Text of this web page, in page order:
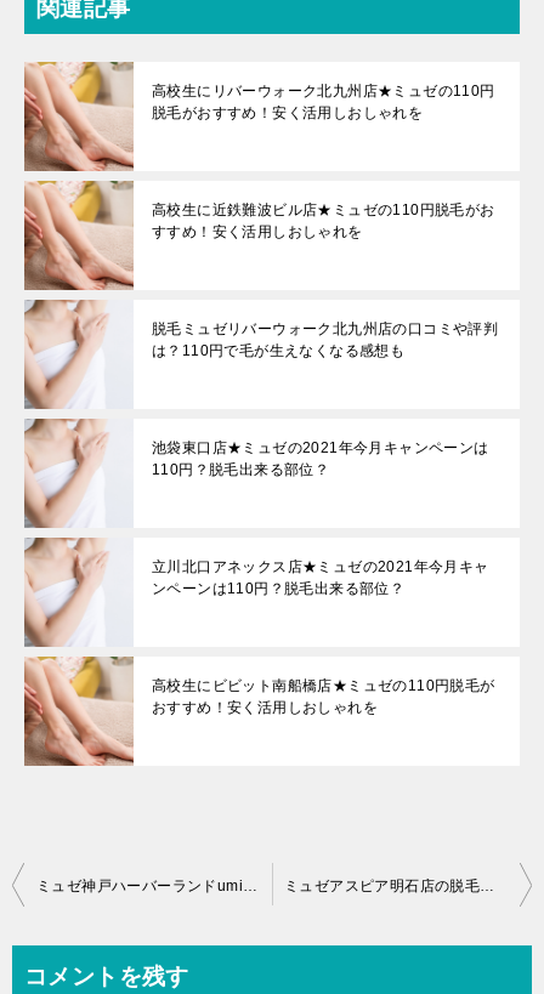
関連記事
高校生にリバーウォーク北九州店★ミュゼの110円
脱毛がおすすめ！安く活用しおしゃれを
高校生に近鉄難波ビル店★ミュゼの110円脱毛がお
すすめ！安く活用しおしゃれを
脱毛ミュゼリバーウォーク北九州店の口コミや評判
は？110円で毛が生えなくなる感想も
池袋東口店★ミュゼの2021年今月キャンペーンは
110円？脱毛出来る部位？
立川北口アネックス店★ミュゼの2021年今月キャ
ンペーンは110円？脱毛出来る部位？
高校生にビビット南船橋店★ミュゼの110円脱毛が
おすすめ！安く活用しおしゃれを
投
コメントを残す